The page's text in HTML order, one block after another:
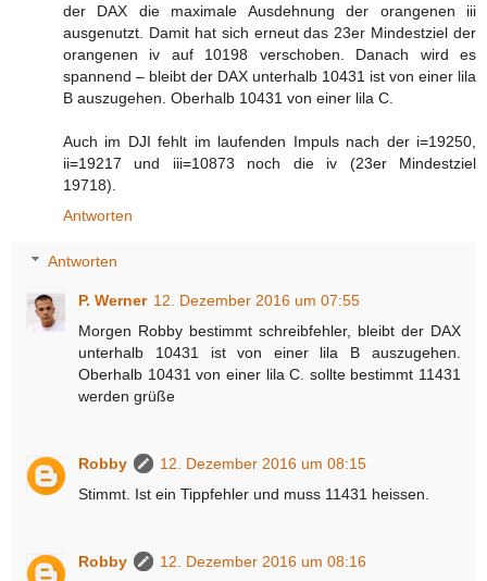
der DAX die maximale Ausdehnung der orangenen iii
ausgenutzt. Damit hat sich erneut das 23er Mindestziel der
orangenen iv auf 10198 verschoben. Danach wird es
spannend – bleibt der DAX unterhalb 10431 ist von einer lila
B auszugehen. Oberhalb 10431 von einer lila C.
Auch im DJI fehlt im laufenden Impuls nach der i=19250,
ii=19217 und iii=10873 noch die iv (23er Mindestziel
19718).
Antworten
Antworten
P. Werner 12. Dezember 2016 um 07:55
Morgen Robby bestimmt schreibfehler, bleibt der DAX
unterhalb 10431 ist von einer lila B auszugehen.
Oberhalb 10431 von einer lila C. sollte bestimmt 11431
werden grüße
Robby
12. Dezember 2016 um 08:15
Stimmt. Ist ein Tippfehler und muss 11431 heissen.
Robby
12. Dezember 2016 um 08:16